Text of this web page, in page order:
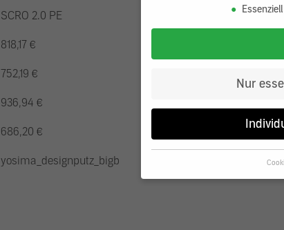
SCRO 2.0 PE
818,17 €
752,19 €
936,94 €
686,20 €
yosima_designputz_bigb
Essenziell
Nur